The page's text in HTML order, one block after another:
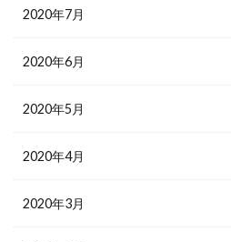
2020年7月
2020年6月
2020年5月
2020年4月
2020年3月